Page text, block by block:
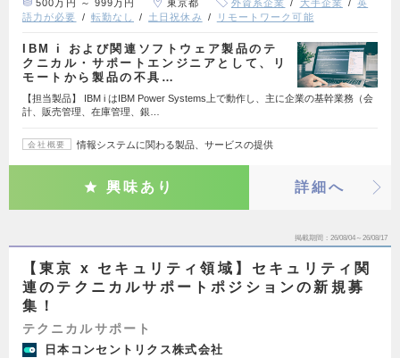
500万円 ～ 999万円 東京都 外資系企業 大手企業
英
語力が必要
転勤なし 土日祝休み リモートワーク可能
IBM i および関連ソフトウェア製品のテ
クニカル・サポートエンジニアとして、リ
モートから製品の不具…
【担当製品】 IBM i はIBM Power Systems上で動作し、主に企業の基幹業務（会
計、販売管理、在庫管理、銀…
会社概要 情報システムに関わる製品、サービスの提供
興味あり 詳細へ
掲載期間 26/08/04～26/08/17
【東京 x セキュリティ領域】セキュリティ関
連のテクニカルサポートポジションの新規募
集！
テクニカルサポート
日本コンセントリクス株式会社